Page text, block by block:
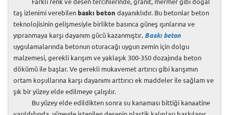
Farklı renk ve desen tercihlerinde, granit, mermer gibi doğal
taş izlenimi verebilen baskı beton dayanıklıdır. Bu betonlar beton
teknolojisinin gelişmesiyle birlikte basınca güneş ışınlarına ve
yıpranmaya karşı dayanım gücü kazanmıştır. Baskı beton
uygulamalarında betonun oturacağı uygun zemin için dolgu
malzemesi, gerekli karışım ve yaklaşık 300-350 dozajında beton
dökümü ile başlar. Ve gerekli mukavemet artırıcı gibi karışımın
ortam koşullarına karşı dayanımı arttırıcı ek maddeler ile sağlam ve
şık bir yüzey elde edilmeye çalışılır.
Bu yüzey elde edildikten sonra su kanaması bittiği kanaatine